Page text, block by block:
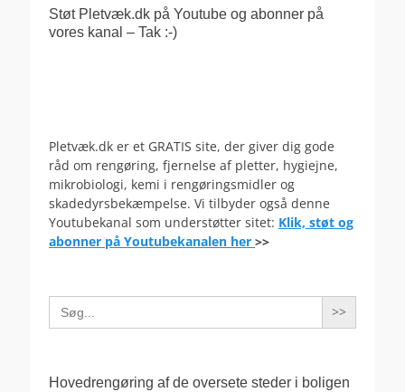
Støt Pletvæk.dk på Youtube og abonner på
vores kanal – Tak :-)
Pletvæk.dk er et GRATIS site, der giver dig gode
råd om rengøring, fjernelse af pletter, hygiejne,
mikrobiologi, kemi i rengøringsmidler og
skadedyrsbekæmpelse. Vi tilbyder også denne
Youtubekanal som understøtter sitet: Klik, støt og
abonner på Youtubekanalen her >>
Search
for:
Hovedrengøring af de oversete steder i boligen